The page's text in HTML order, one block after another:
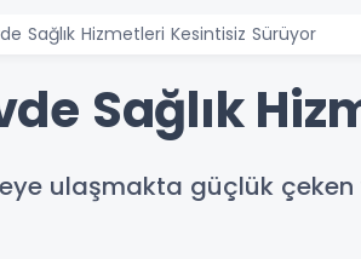
Sağlık Hizmetleri Kesintisiz Sürüyor
Sağlık
ulaşmakta güçlük